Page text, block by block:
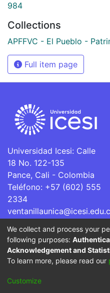
984
Collections
APFFVC - El Pueblo -
Full item page
Universidad Icesi: Calle
18 No. 122-135
Pance, Cali - Colombia
Teléfono: +57 (602) 555
2334
La Universidad Icesi es
Superior que se encuentra
por parte del
Cookie
We collect and process your
following purposes:
Acknowledgement and
To learn more, please read our
Customize